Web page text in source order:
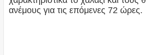
ανέμους για τις επόμενες 72 ώρες.